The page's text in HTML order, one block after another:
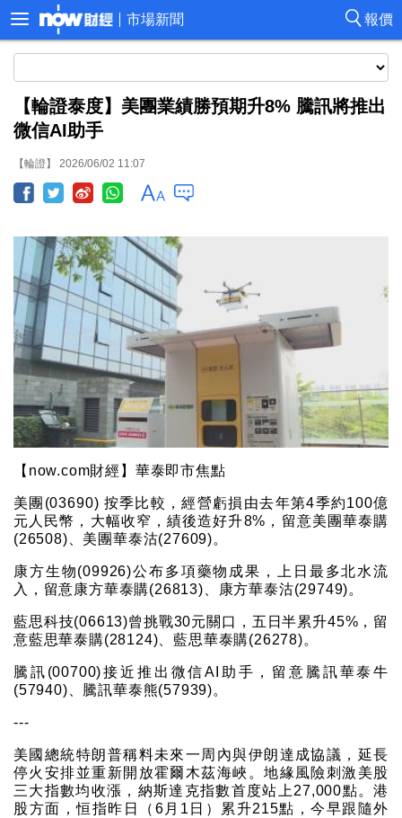
報價
市場新聞
【輪證泰度】美團業績勝預期升8% 騰訊將推出
微信AI助手
【輪證】 2026/06/02 11:07
【now.com財經】華泰即市焦點
美團(03690) 按季比較，經營虧損由去年第4季約100億
元人民幣，大幅收窄，績後造好升8%，留意美團華泰購
(26508)、美團華泰沽(27609)。
康方生物(09926)公布多項藥物成果，上日最多北水流
入，留意康方華泰購(26813)、康方華泰沽(29749)。
藍思科技(06613)曾挑戰30元關口，五日半累升45%，留
意藍思華泰購(28124)、藍思華泰購(26278)。
騰訊(00700)接近推出微信AI助手，留意騰訊華泰牛
(57940)、騰訊華泰熊(57939)。
---
美國總統特朗普稱料未來一周內與伊朗達成協議，延長
停火安排並重新開放霍爾木茲海峽。地緣風險刺激美股
三大指數均收漲，納斯達克指數首度站上27,000點。港
股方面，恒指昨日（6月1日）累升215點，今早跟隨外